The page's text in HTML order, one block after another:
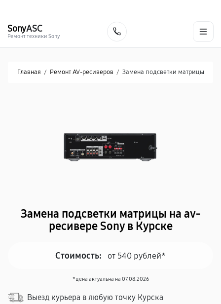
SonyASC
Ремонт техники Sony
Главная / Ремонт AV-ресиверов / Замена подсветки матрицы
Замена подсветки матрицы на av-
ресивере Sony в Курске
Стоимость: от 540 рублей*
*цена актуальна на 07.08.2026
Выезд курьера в любую точку Курска